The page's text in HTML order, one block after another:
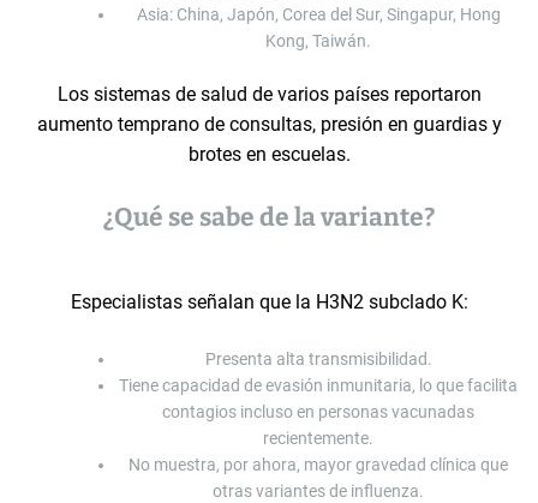
Asia: China, Japón, Corea del Sur, Singapur, Hong
Kong, Taiwán.
Los sistemas de salud de varios países reportaron
aumento temprano de consultas, presión en guardias y
brotes en escuelas.
¿Qué se sabe de la variante?
Especialistas señalan que la H3N2 subclado K:
Presenta alta transmisibilidad.
Tiene capacidad de evasión inmunitaria, lo que facilita
contagios incluso en personas vacunadas
recientemente.
No muestra, por ahora, mayor gravedad clínica que
otras variantes de influenza.